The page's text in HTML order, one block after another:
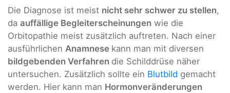
Die Diagnose ist meist nicht sehr schwer zu stellen,
da auffällige Begleiterscheinungen wie die
Orbitopathie meist zusätzlich auftreten. Nach einer
ausführlichen Anamnese kann man mit diversen
bildgebenden Verfahren die Schilddrüse näher
untersuchen. Zusätzlich sollte ein Blutbild gemacht
werden. Hier kann man Hormonveränderungen